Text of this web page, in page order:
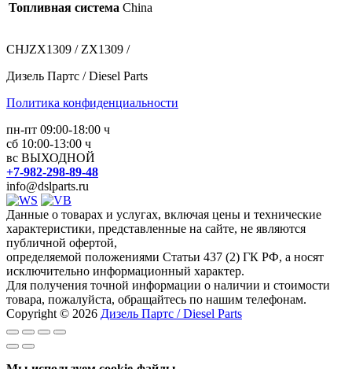
Топливная система China
CHJZX1309 / ZX1309 /
Дизель Партс / Diesel Parts
Политика конфиденциальности
пн-пт 09:00-18:00 ч
сб 10:00-13:00 ч
вс ВЫХОДНОЙ
+7-982-298-89-48
info@dslparts.ru
Данные о товарах и услугах, включая цены и технические
характеристики, представленные на сайте, не являются
публичной офертой,
определяемой положениями Статьи 437 (2) ГК РФ, а носят
исключительно информационный характер.
Для получения точной информации о наличии и стоимости
товара, пожалуйста, обращайтесь по нашим телефонам.
Copyright © 2026 Дизель Партс / Diesel Parts